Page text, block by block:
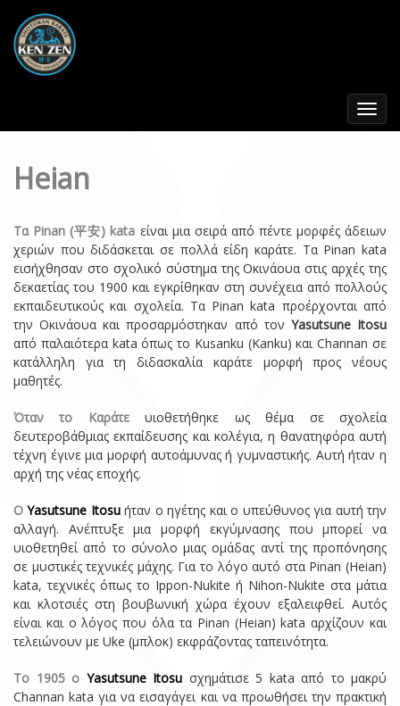
Toggle
Heian
Τα Pinan (平安) kata είναι μια σειρά από πέντε μορφές άδειων
χεριών που διδάσκεται σε πολλά είδη καράτε. Τα Pinan kata
εισήχθησαν στο σχολικό σύστημα της Οκινάουα στις αρχές της
δεκαετίας του 1900 και εγκρίθηκαν στη συνέχεια από πολλούς
εκπαιδευτικούς και σχολεία. Τα Pinan kata προέρχονται από
την Οκινάουα και προσαρμόστηκαν από τον Yasutsune Itosu
από παλαιότερα kata όπως το Kusanku (Kanku) και Channan σε
κατάλληλη για τη διδασκαλία καράτε μορφή προς νέους
μαθητές.
Όταν το Καράτε
υιοθετήθηκε ως θέμα σε σχολεία
δευτεροβάθμιας εκπαίδευσης και κολέγια, η θανατηφόρα αυτή
τέχνη έγινε μια μορφή αυτοάμυνας ή γυμναστικής. Αυτή ήταν η
αρχή της νέας εποχής.
ΟYasutsune Itosuήταν ο ηγέτης και ο υπεύθυνος για αυτή την
αλλαγή. Ανέπτυξε μια μορφή εκγύμνασης που μπορεί να
υιοθετηθεί από το σύνολο μιας ομάδας αντί της προπόνησης
σε μυστικές τεχνικές μάχης. Για το λόγο αυτό στα Pinan (Heian)
kata, τεχνικές όπως το Ippon-Nukite ή Nihon-Nukite στα μάτια
και κλοτσιές στη βουβωνική χώρα έχουν εξαλειφθεί. Αυτός
είναι και ο λόγος που όλα τα Pinan (Heian) kata αρχίζουν και
τελειώνουν με Uke (μπλοκ) εκφράζοντας ταπεινότητα.
Το 1905 ο Yasutsune Itosu σχημάτισε 5 kata από το μακρύ
Channan kata για να εισαγάγει και να προωθήσει την πρακτική